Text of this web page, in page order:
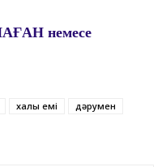
немесе
халық емі
дәрумен